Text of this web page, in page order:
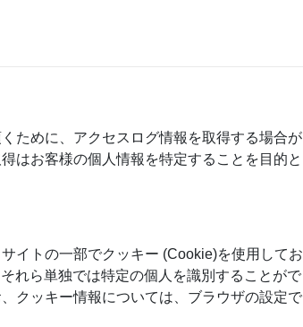
ために、アクセスログ情報を取得する場合が
はお客様の個人情報を特定することを目的と
イトの一部でクッキー (Cookie)を使用してお
れら単独では特定の個人を識別することがで
クッキー情報については、ブラウザの設定で